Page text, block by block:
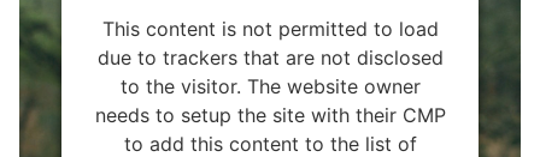
This content is not permitted to load
due to trackers that are not disclosed
to the visitor. The website owner
needs to setup the site with their CMP
to add this content to the list of